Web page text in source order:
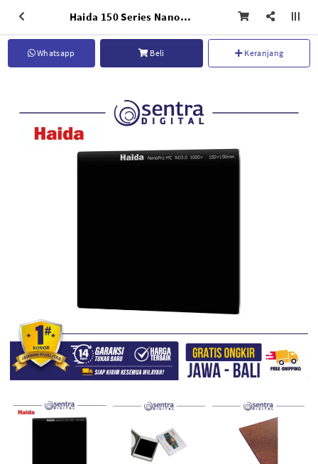
Haida 150 Series NanoPro MC ND3.0 (1000X) - HD3325
Whatsapp Beli Keranjang